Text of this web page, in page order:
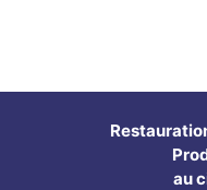
au